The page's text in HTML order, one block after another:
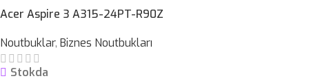
PROSESSOR Intel® LGA 1700 soket
OPERATIV YADDAŞ
Acer Aspire 3 A315-24PT-R90Z
Noutbuklar, Biznes Noutbukları
Stokda